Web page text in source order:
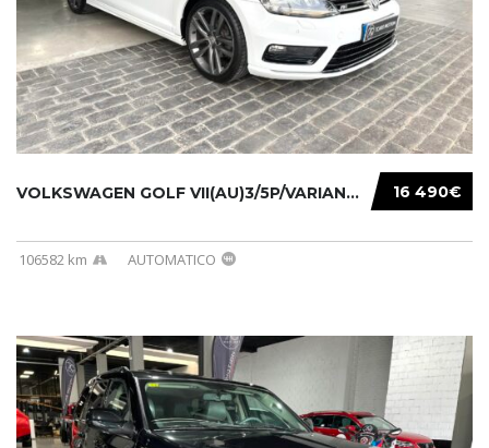
16 490€
VOLKSWAGEN GOLF VII(AU)3/5P/VARIANT(12-16 20...
106582 km AUTOMATICO